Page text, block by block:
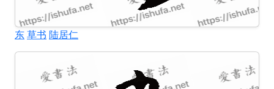
东草书 陆居仁